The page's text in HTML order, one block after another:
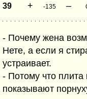
39 + -135 –
- Почему жена
Нете, а если я
устраивает.
- Потому что
показывают